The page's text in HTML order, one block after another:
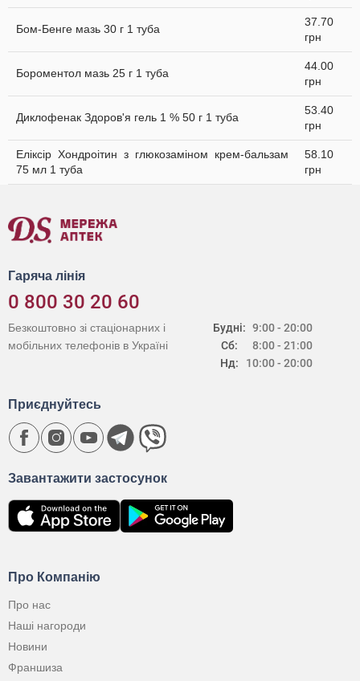
Бом-Бенге мазь 30 г 1 туба
37.70
грн
Бороментол мазь 25 г 1 туба
44.00
грн
Диклофенак Здоров'я гель 1 % 50 г 1 туба
53.40
грн
Еліксір Хондроітин з глюкозаміном крем-бальзам
75 мл 1 туба
58.10
грн
Гаряча лінія
0 800 30 20 60
Будні:
Сб:
Нд:
9:00 - 20:00
8:00 - 21:00
10:00 - 20:00
Безкоштовно зі стаціонарних і
мобільних телефонів в Україні
Про Компанію
Про нас
Наші нагороди
Новини
Франшиза
Завантажити застосунок
Приєднуйтесь